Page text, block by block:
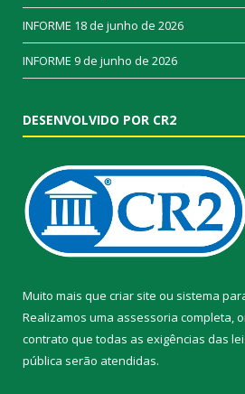
INFORME 18 de junho de 2026
INFORME 9 de junho de 2026
DESENVOLVIDO POR CR2
Muito mais que criar site ou sistema
Realizamos uma assessoria completa,
contrato que todas as exigências das
pública serão atendidas.